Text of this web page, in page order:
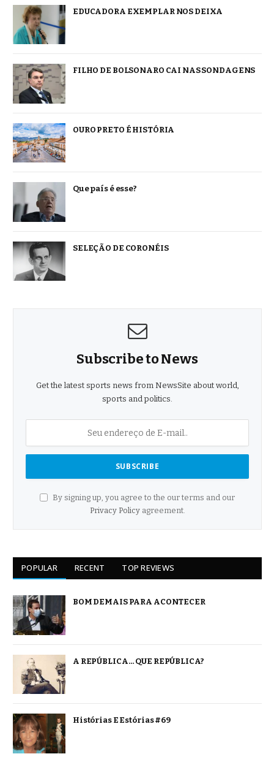
EDUCADORA EXEMPLAR NOS DEIXA
FILHO DE BOLSONARO CAI NAS SONDAGENS
OURO PRETO É HISTÓRIA
Que país é esse?
SELEÇÃO DE CORONÉIS
Subscribe to News
Get the latest sports news from NewsSite about world,
sports and politics.
By signing up, you agree to the our terms and our
Privacy Policyagreement.
POPULAR RECENT TOP REVIEWS
BOM DEMAIS PARA ACONTECER
A REPÚBLICA… QUE REPÚBLICA?
Histórias E Estórias #69